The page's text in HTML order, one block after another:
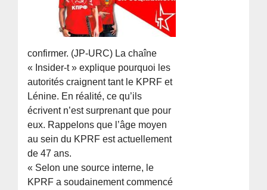
confirmer. (JP-URC) La chaîne
« Insider-t » explique pourquoi les
autorités craignent tant le KPRF et
Lénine. En réalité, ce qu’ils
écrivent n’est surprenant que pour
eux. Rappelons que l’âge moyen
au sein du KPRF est actuellement
de 47 ans.
« Selon une source interne, le
KPRF a soudainement commencé